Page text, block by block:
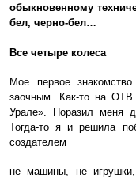
обыкновенному
бел, черно-бел…
Все четыре колеса
Мое первое
заочным. Как-то на
Урале». Поразил меня
Тогда-то я и решила
создателем
не машины, не